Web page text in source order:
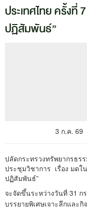
ประเทศไทย ครั้งที่
ปฏิสัมพันธ์”
3 ก.ค. 69
ปลัดกระทรวงทรัพยากรธร
ประชุมวิชาการ เรื่อง มดใ
ปฏิสัมพันธ์”
จะจัดขึ้นระหว่างวันที่ 31 ก
บรรยายพิเศษเจาะลึกและ